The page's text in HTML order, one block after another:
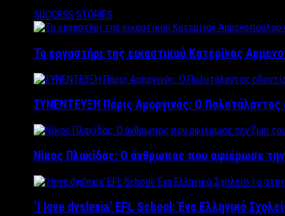
SUCCESS STORIES
Το εργαστήρι της εικαστικού Κατερίνας
ΣΥΝΕΝΤΕΥΞΗ Πάρις Αμοργινός: O
Νίκος Πλακίδας: O άνθρωπος που αφιέρωσε
‘Ι love dyslexia’ EFL School: Ένα Ελληνικό